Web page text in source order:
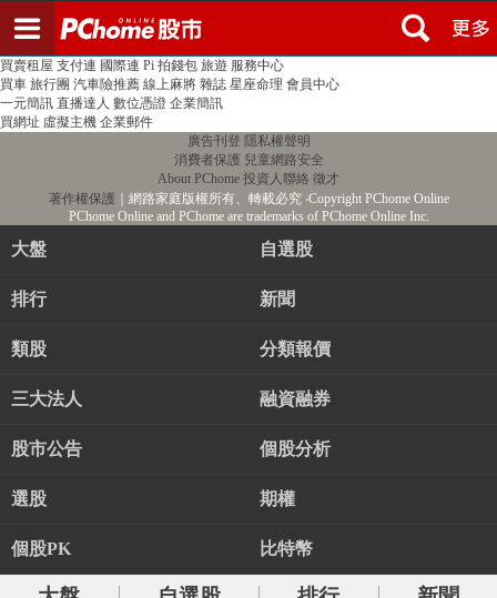
PChome首頁 線上購物 24h購物 書店
買賣租屋 支付連 國際連 Pi 拍錢包 旅遊 服務中心
買車 旅行團 汽車險推薦 線上麻將 雜誌 星座命理 會員中心
一元簡訊 直播達人 數位憑證 企業簡訊
買網址 虛擬主機 企業郵件
廣告刊登 隱私權聲明
消費者保護 兒童網路安全
About PChome 投資人聯絡 徵才
著作權保護 ｜網路家庭版權所有、轉載必究‧Copyright PChome Online
PChome Online and PChome are trademarks of PChome Online Inc.
大盤 自選股
排行 新聞
類股 分類報價
三大法人 融資融券
股市公告 個股分析
選股 期權
個股PK 比特幣